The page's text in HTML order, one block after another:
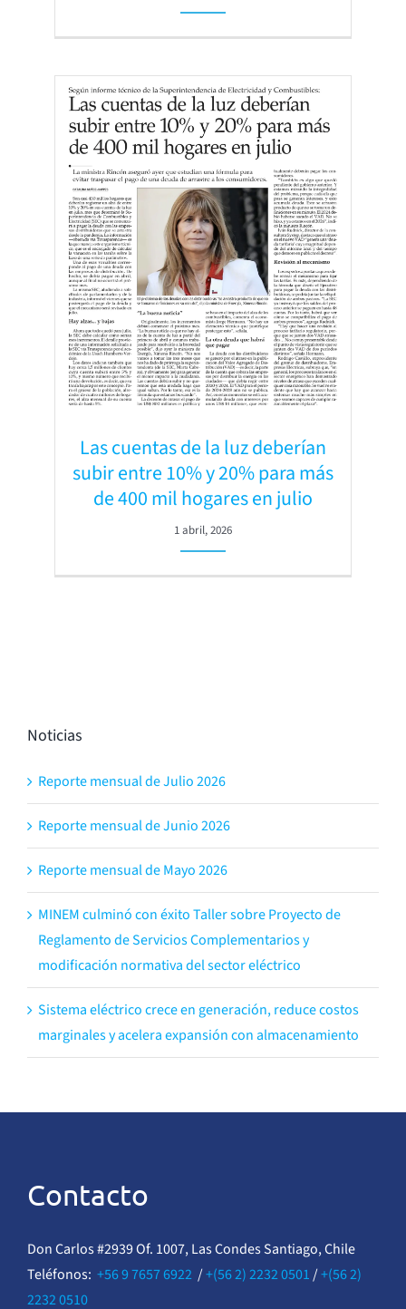
Las cuentas de la luz deberían
subir entre 10% y 20% para más
de 400 mil hogares en julio
1 abril, 2026
Noticias
Reporte mensual de Julio 2026
Reporte mensual de Junio 2026
Reporte mensual de Mayo 2026
MINEM culminó con éxito Taller sobre Proyecto de
Reglamento de Servicios Complementarios y
modificación normativa del sector eléctrico
Sistema eléctrico crece en generación, reduce costos
marginales y acelera expansión con almacenamiento
Contacto
Don Carlos #2939 Of. 1007, Las Condes Santiago, Chile
Teléfonos: +56 9 7657 6922/+(56 2) 2232 0501/+(56 2)
2232 0510